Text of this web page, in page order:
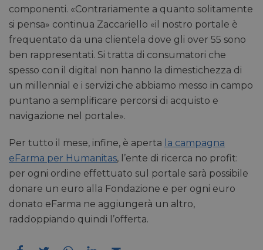
componenti. «Contrariamente a quanto solitamente
si pensa» continua Zaccariello «il nostro portale è
frequentato da una clientela dove gli over 55 sono
ben rappresentati. Si tratta di consumatori che
spesso con il digital non hanno la dimestichezza di
un millennial e i servizi che abbiamo messo in campo
puntano a semplificare percorsi di acquisto e
navigazione nel portale».
Per tutto il mese, infine, è aperta la campagna
eFarma per Humanitas, l’ente di ricerca no profit:
per ogni ordine effettuato sul portale sarà possibile
donare un euro alla Fondazione e per ogni euro
donato eFarma ne aggiungerà un altro,
raddoppiando quindi l’offerta.